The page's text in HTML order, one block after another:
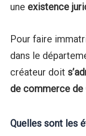
une existence
Pour faire
dans le
créateur doit
de commerce
Quelles sont les